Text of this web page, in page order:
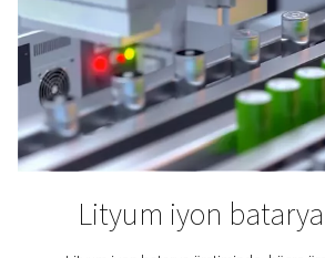
ambalajı